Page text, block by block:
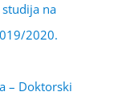
na
2020.
– Doktorski